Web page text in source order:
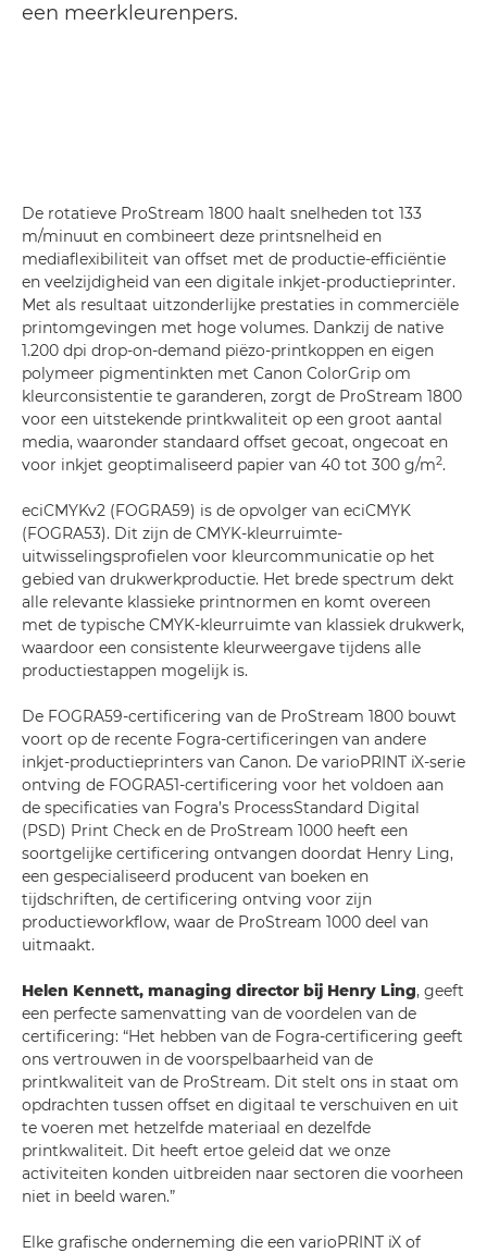
een meerkleurenpers.
De rotatieve ProStream 1800 haalt snelheden tot 133
m/minuut en combineert deze printsnelheid en
mediaflexibiliteit van offset met de productie-efficiëntie
en veelzijdigheid van een digitale inkjet-productieprinter.
Met als resultaat uitzonderlijke prestaties in commerciële
printomgevingen met hoge volumes. Dankzij de native
1.200 dpi drop-on-demand piëzo-printkoppen en eigen
polymeer pigmentinkten met Canon ColorGrip om
kleurconsistentie te garanderen, zorgt de ProStream 1800
voor een uitstekende printkwaliteit op een groot aantal
media, waaronder standaard offset gecoat, ongecoat en
voor inkjet geoptimaliseerd papier van 40 tot 300 g/m2.
eciCMYKv2 (FOGRA59) is de opvolger van eciCMYK
(FOGRA53). Dit zijn de CMYK-kleurruimte-
uitwisselingsprofielen voor kleurcommunicatie op het
gebied van drukwerkproductie. Het brede spectrum dekt
alle relevante klassieke printnormen en komt overeen
met de typische CMYK-kleurruimte van klassiek drukwerk,
waardoor een consistente kleurweergave tijdens alle
productiestappen mogelijk is.
De FOGRA59-certificering van de ProStream 1800 bouwt
voort op de recente Fogra-certificeringen van andere
inkjet-productieprinters van Canon. De varioPRINT iX-serie
ontving de FOGRA51-certificering voor het voldoen aan
de specificaties van Fogra’s ProcessStandard Digital
(PSD) Print Check en de ProStream 1000 heeft een
soortgelijke certificering ontvangen doordat Henry Ling,
een gespecialiseerd producent van boeken en
tijdschriften, de certificering ontving voor zijn
productieworkflow, waar de ProStream 1000 deel van
uitmaakt.
Helen Kennett, managing director bij Henry Ling, geeft
een perfecte samenvatting van de voordelen van de
certificering: “Het hebben van de Fogra-certificering geeft
ons vertrouwen in de voorspelbaarheid van de
printkwaliteit van de ProStream. Dit stelt ons in staat om
opdrachten tussen offset en digitaal te verschuiven en uit
te voeren met hetzelfde materiaal en dezelfde
printkwaliteit. Dit heeft ertoe geleid dat we onze
activiteiten konden uitbreiden naar sectoren die voorheen
niet in beeld waren.”
Elke grafische onderneming die een varioPRINT iX of